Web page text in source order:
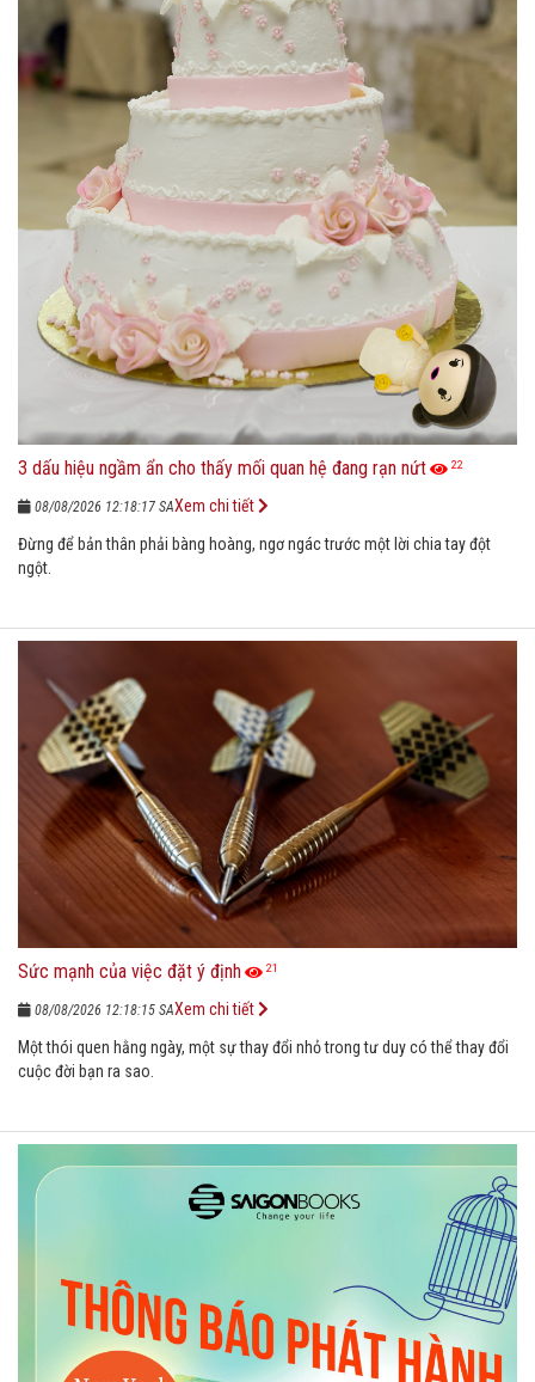
3 dấu hiệu ngầm ẩn cho thấy mối quan hệ đang rạn nứt 22
08/08/2026 12:18:17 SA
Đừng để bản thân phải bàng hoàng, ngơ ngác trước một lời chia tay đột
ngột.
Xem chi tiết
Sức mạnh của việc đặt ý định 21
08/08/2026 12:18:15 SA
Một thói quen hằng ngày, một sự thay đổi nhỏ trong tư duy có thể thay đổi
cuộc đời bạn ra sao.
Xem chi tiết